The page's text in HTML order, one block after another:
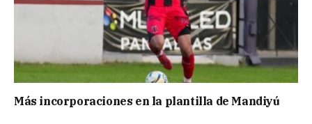
Más incorporaciones en la plantilla de Mandiyú